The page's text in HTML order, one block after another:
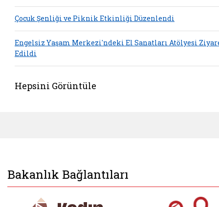
Çocuk Şenliği ve Piknik Etkinliği Düzenlendi
Engelsiz Yaşam Merkezi'ndeki El Sanatları Atölyesi
Edildi
Hepsini Görüntüle
Bakanlık Bağlantıları